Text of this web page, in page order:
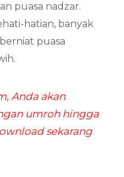
puasa nadzar.
hatian, banyak
puasa
Anda akan
umroh hingga
sekarang